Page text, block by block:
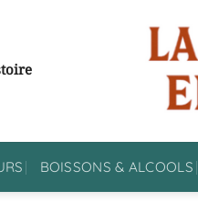
BOISSONS & ALCOOLS